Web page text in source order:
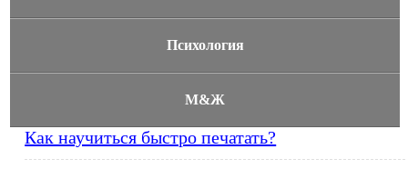
Психология
М&Ж
Как научиться быстро печатать?